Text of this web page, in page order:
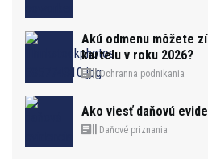
Akú odmenu môžete
kartelu v roku 2026?
Ochranna podnikania
Ako viesť daňovú
Daňové priznania